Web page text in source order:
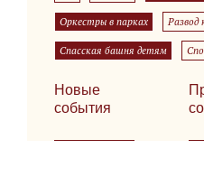
Оркестры в парках Развод
Спасская башня детям
Новые
события